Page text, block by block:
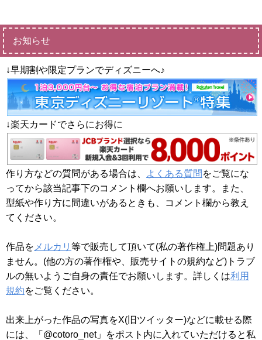
お知らせ
↓早期割や限定プランでディズニーへ♪
↓楽天カードでさらにお得に
作り方などの質問がある場合は、 よくある質問 をご覧にな
ってから該当記事下のコメント欄へお願いします。また、
型紙や作り方に間違いがあるときも、コメント欄から教え
てください。
作品を メルカリ 等で販売して頂いて(私の著作権上)問題あり
ません。(他の方の著作権や、販売サイトの規約など)トラブ
ルの無いようご自身の責任でお願いします。詳しくは利用
規約をご覧ください。
出来上がった作品の写真をX(旧ツイッター)などに載せる際
には、「@cotoro_net」をポスト内に入れていただけると私